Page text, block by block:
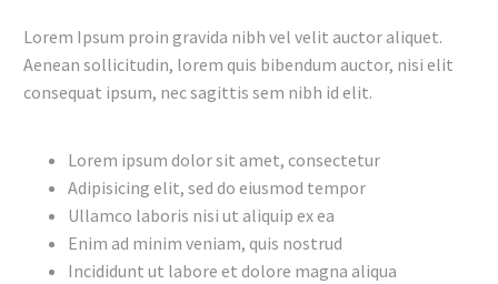
Lorem Ipsum proin gravida nibh vel velit auctor aliquet.
Aenean sollicitudin, lorem quis bibendum auctor, nisi elit
consequat ipsum, nec sagittis sem nibh id elit.
Lorem ipsum dolor sit amet, consectetur
Adipisicing elit, sed do eiusmod tempor
Ullamco laboris nisi ut aliquip ex ea
Enim ad minim veniam, quis nostrud
Incididunt ut labore et dolore magna aliqua